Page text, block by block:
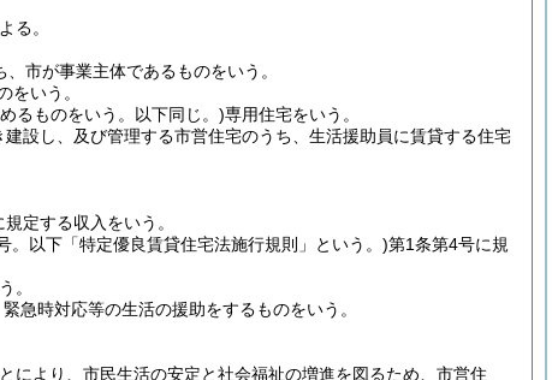
る。
、市が事業主体であるものをいう。
いう。
るものをいう。以下同じ。)専用住宅をいう。
設し、及び管理する市営住宅のうち、生活援助員に賃貸する住宅
定する収入をいう。
。以下「特定優良賃貸住宅法施行規則」という。)第1条第4号に規
。
時対応等の生活の援助をするものをいう。
により、市民生活の安定と社会福祉の増進を図るため、市営住